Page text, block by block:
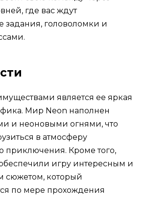
где вас ждут
задания, головоломки и
является ее яркая
Мир Neon наполнен
и неоновыми огнями, что
в атмосферу
приключения. Кроме того,
игру интересным и
сюжетом, который
по мере прохождения